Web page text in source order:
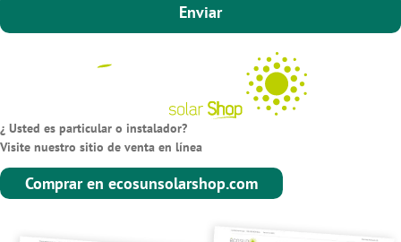
Enviar
¿ Usted es particular o instalador?
Visite nuestro sitio de venta en línea
Comprar en ecosunsolarshop.com